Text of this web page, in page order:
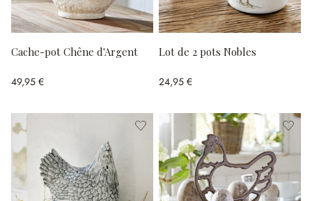
Cache-pot Chêne d'Argent
49,95 €
Lot de 2 pots Nobles
24,95 €